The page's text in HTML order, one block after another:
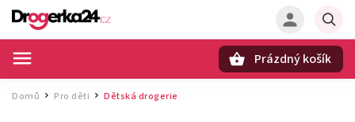
Prázdný košík
Domů / Pro děti / Dětská drogerie